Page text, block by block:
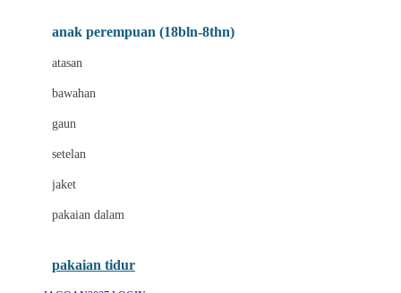
Crane
Drew
anak perempuan (18bln-8thn)
atasan
bawahan
gaun
setelan
jaket
pakaian dalam
pakaian tidur